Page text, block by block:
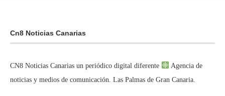
Cn8 Noticias Canarias
CN8 Noticias Canarias un periódico digital diferente
Agencia de
noticias y medios de comunicación. Las Palmas de Gran Canaria.